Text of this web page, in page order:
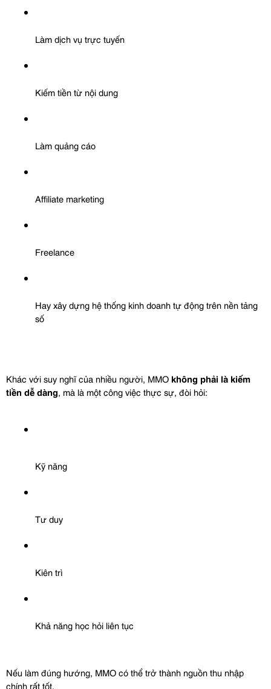
Làm dịch vụ trực tuyến
Kiếm tiền từ nội dung
Làm quảng cáo
Affiliate marketing
Freelance
Hay xây dựng hệ thống kinh doanh tự động trên nền tảng
số
Khác với suy nghĩ của nhiều người, MMO không phải là kiếm
tiền dễ dàng, mà là một công việc thực sự, đòi hỏi:
Kỹ năng
Tư duy
Kiên trì
Khả năng học hỏi liên tục
Nếu làm đúng hướng, MMO có thể trở thành nguồn thu nhập
chính rất tốt.